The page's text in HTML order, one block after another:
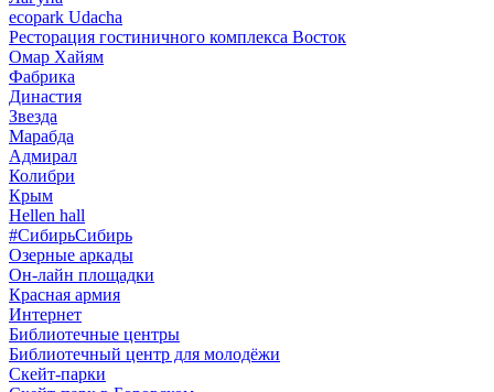
ecopark Udacha
Ресторация гостиничного комплекса Восток
Омар Хайям
Фабрика
Династия
Звезда
Марабда
Адмирал
Колибри
Крым
Hellen hall
#СибирьСибирь
Озерные аркады
Он-лайн площадки
Красная армия
Интернет
Библиотечные центры
Библиотечный центр для молодёжи
Скейт-парки